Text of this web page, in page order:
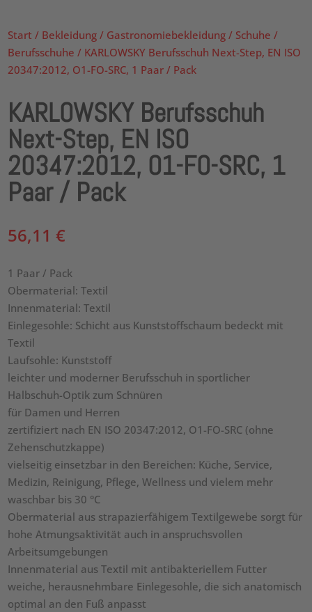
Start / Bekleidung / Gastronomiebekleidung / Schuhe /
Berufsschuhe / KARLOWSKY Berufsschuh Next-Step, EN ISO
20347:2012, O1-FO-SRC, 1 Paar / Pack
KARLOWSKY Berufsschuh
Next-Step, EN ISO
20347:2012, O1-FO-SRC, 1
Paar / Pack
56,11€
1 Paar / Pack
Obermaterial: Textil
Innenmaterial: Textil
Einlegesohle: Schicht aus Kunststoffschaum bedeckt mit
Textil
Laufsohle: Kunststoff
leichter und moderner Berufsschuh in sportlicher
Halbschuh-Optik zum Schnüren
für Damen und Herren
zertifiziert nach EN ISO 20347:2012, O1-FO-SRC (ohne
Zehenschutzkappe)
vielseitig einsetzbar in den Bereichen: Küche, Service,
Medizin, Reinigung, Pflege, Wellness und vielem mehr
waschbar bis 30 °C
Obermaterial aus strapazierfähigem Textilgewebe sorgt für
hohe Atmungsaktivität auch in anspruchsvollen
Arbeitsumgebungen
Innenmaterial aus Textil mit antibakteriellem Futter
weiche, herausnehmbare Einlegesohle, die sich anatomisch
optimal an den Fuß anpasst